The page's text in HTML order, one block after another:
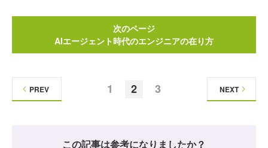
次のページ
AIエージェント時代のエンジニアの在り方
1 2 3
PREV NEXT
この記事は参考になりましたか？